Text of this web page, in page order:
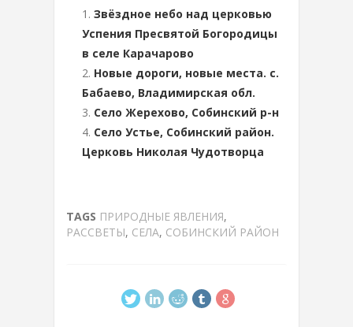
Звёздное небо над церковью
Успения Пресвятой Богородицы
в селе Карачарово
Новые дороги, новые места. с.
Бабаево, Владимирская обл.
Село Жерехово, Собинский р-н
Село Устье, Собинский район.
Церковь Николая Чудотворца
TAGS ПРИРОДНЫЕ ЯВЛЕНИЯ,
РАССВЕТЫ, СЕЛА, СОБИНСКИЙ РАЙОН